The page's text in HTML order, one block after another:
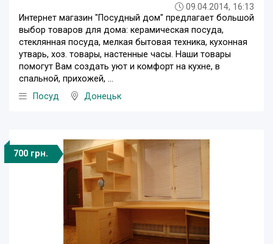
09.04.2014, 16:13
Интернет магазин "Посудный дом" предлагает большой
выбор товаров для дома: керамическая посуда,
стеклянная посуда, мелкая бытовая техника, кухонная
утварь, хоз. товары, настенные часы. Наши товары
помогут Вам создать уют и комфорт на кухне, в
спальной, прихожей, ...
Посуд
Донецьк
700 грн.